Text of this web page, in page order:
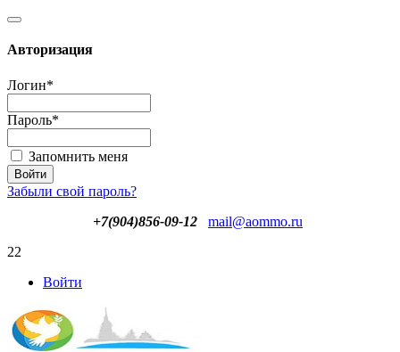
Авторизация
Логин*
Пароль*
Запомнить меня
Забыли свой пароль?
+7(904)856-09-12
mail@aommo.ru
22
Войти